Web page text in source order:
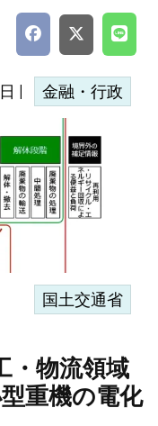
| 金融・行政
国土交通省
・物流領域
重機の電化